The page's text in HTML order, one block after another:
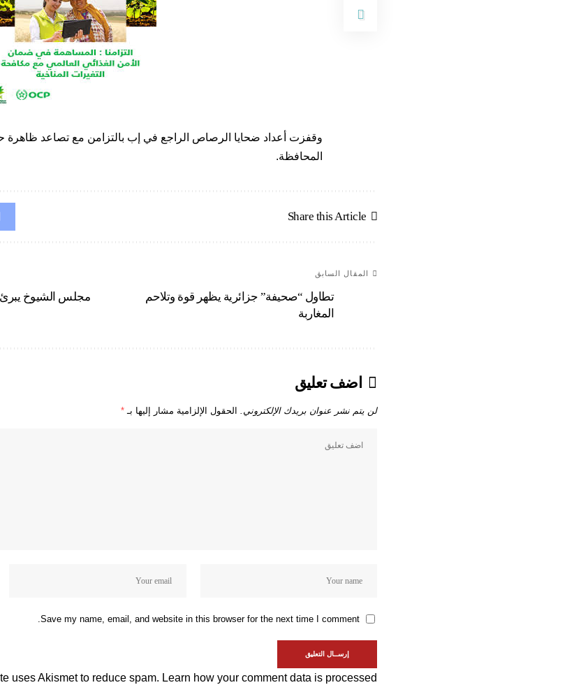
وقفزت أعداد ضحايا الرصاص الراجع في إب بالتزامن مع تصاعد
المحافظة.
Share this Article
المقال السابق
تطاول “صحيفة” جزائرية يظهر قوة وتلاحم
المغاربة
مجلس الشيوخ
اضف تعليق
لن يتم نشر عنوان بريدك الإلكتروني. الحقول الإلزامية مشار إليها بـ *
Save my name, email, and website in this browser for the next time I comment.
uses Akismet to reduce spam. Learn how your comment data is processed.